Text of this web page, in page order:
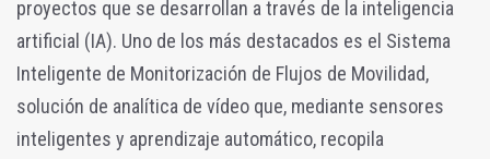
proyectos que se desarrollan a través de la inteligencia
artificial (IA). Uno de los más destacados es el Sistema
Inteligente de Monitorización de Flujos de Movilidad,
solución de analítica de vídeo que, mediante sensores
inteligentes y aprendizaje automático, recopila